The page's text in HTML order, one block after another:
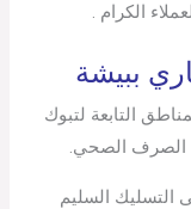
الكرام .
ببيشة
التابعة لتبوك
الصرف الصحي.
التسليك السليم